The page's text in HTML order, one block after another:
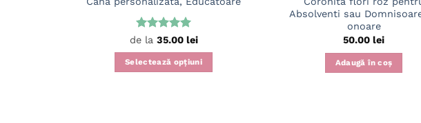
Evaluat la
de la 35.00 lei
Selectează opțiuni
Absolventi sau
onoare
50.00 lei
Adaugă în coș